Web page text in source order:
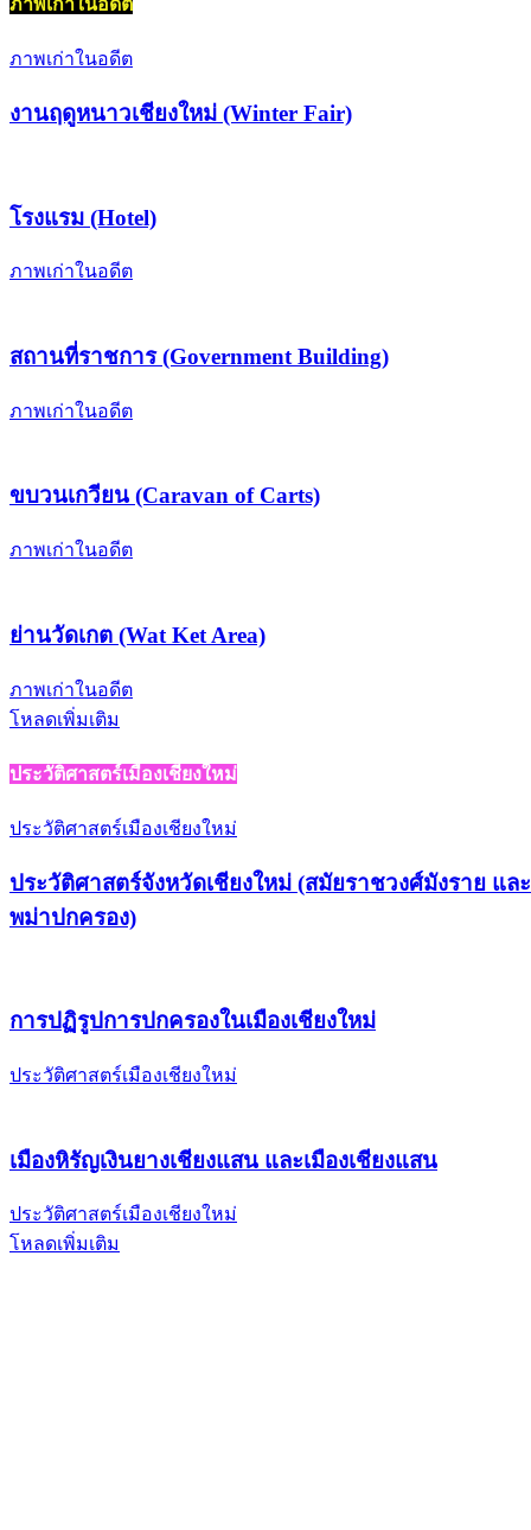
ภาพเก่าในอดีต
ภาพเก่าในอดีต
งานฤดูหนาวเชียงใหม่ (Winter Fair)
โรงแรม (Hotel)
ภาพเก่าในอดีต
สถานที่ราชการ (Government Building)
ภาพเก่าในอดีต
ขบวนเกวียน (Caravan of Carts)
ภาพเก่าในอดีต
ย่านวัดเกต (Wat Ket Area)
ภาพเก่าในอดีต
โหลดเพิ่มเติม
ประวัติศาสตร์เมืองเชียงใหม่
ประวัติศาสตร์เมืองเชียงใหม่
ประวัติศาสตร์จังหวัดเชียงใหม่ (สมัยราชวงศ์มังราย แล
พม่าปกครอง)
การปฏิรูปการปกครองในเมืองเชียงใหม่
ประวัติศาสตร์เมืองเชียงใหม่
เมืองหิรัญเงินยางเชียงแสน และเมืองเชียงแสน
ประวัติศาสตร์เมืองเชียงใหม่
โหลดเพิ่มเติม